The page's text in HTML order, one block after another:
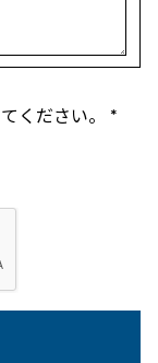
ください。 *